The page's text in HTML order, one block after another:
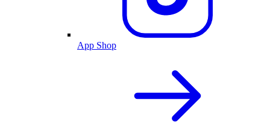
App Shop